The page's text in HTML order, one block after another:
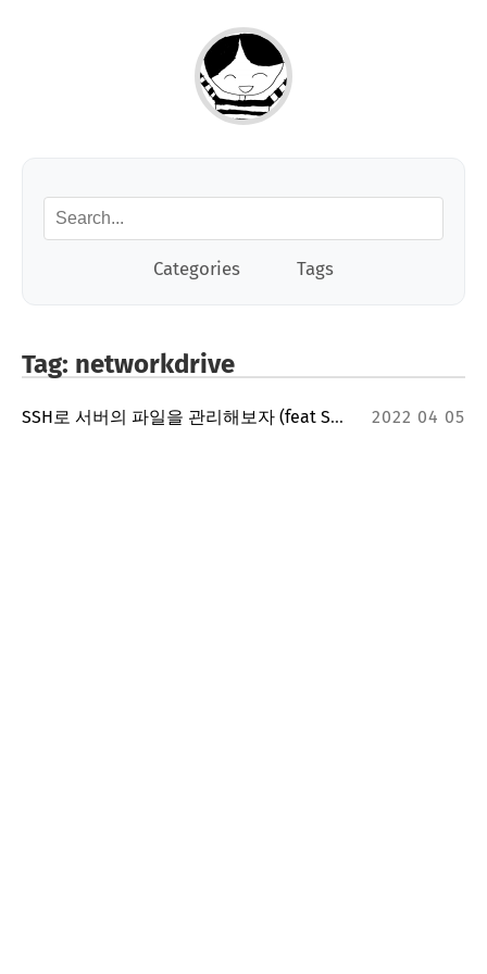
Categories Tags
Tag: networkdrive
2022 04 05
SSH로 서버의 파일을 관리해보자 (feat SSH, SFTP, winSCP, SSHFS, networkdrive)